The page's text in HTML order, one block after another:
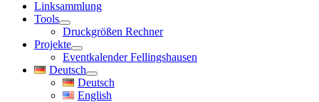
Linksammlung
Tools
Druckgrößen Rechner
Projekte
Eventkalender Fellingshausen
Deutsch
Deutsch
English